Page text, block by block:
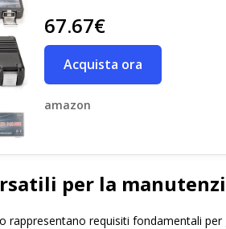
67.67€
Acquista ora
amazon
per la
rappresentano requisiti fondamentali per